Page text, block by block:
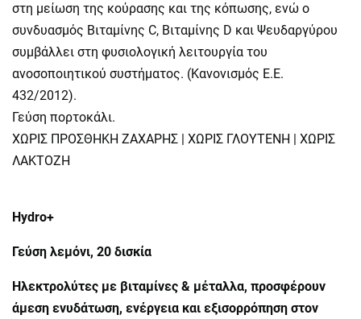
στη μείωση της κούρασης και της κόπωσης, ενώ ο
συνδυασμός Βιταμίνης C, Βιταμίνης D και Ψευδαργύρου
συμβάλλει στη φυσιολογική λειτουργία του
ανοσοποιητικού συστήματος. (Κανονισμός Ε.Ε.
432/2012).
Γεύση πορτοκάλι.
ΧΩΡΙΣ ΠΡΟΣΘΗΚΗ ΖΑΧΑΡΗΣ | ΧΩΡΙΣ ΓΛΟΥΤΕΝΗ | ΧΩΡΙΣ
ΛΑΚΤΟΖΗ
Hydro+
Γεύση λεμόνι, 20 δισκία
Ηλεκτρολύτες με βιταμίνες & μέταλλα, προσφέρουν
άμεση ενυδάτωση, ενέργεια και εξισορρόπηση στον